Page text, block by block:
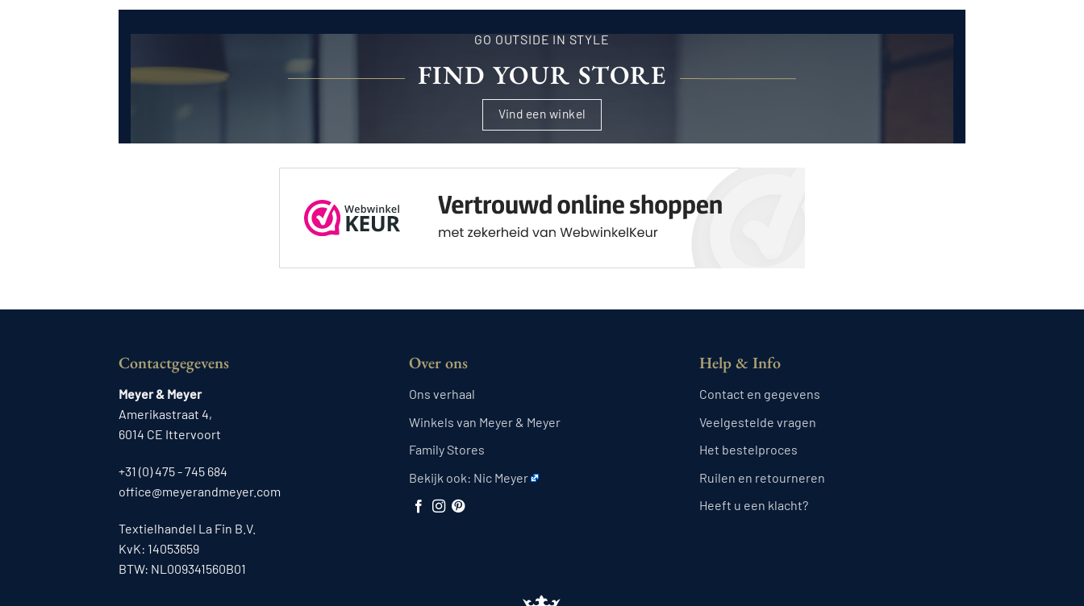
GO OUTSIDE IN STYLE
FIND YOUR STORE
Vind een winkel
Contactgegevens
Meyer & Meyer
Amerikastraat 4,
6014 CE Ittervoort
+31 (0) 475 - 745 684
office@meyerandmeyer.com
Textielhandel La Fin B.V.
KvK: 14053659
BTW: NL009341560B01
Over ons
Ons verhaal
Winkels van Meyer & Meyer
Family Stores
Bekijk ook: Nic Meyer
Help & Info
Contact en gegevens
Veelgestelde vragen
Het bestelproces
Ruilen en retourneren
Heeft u een klacht?